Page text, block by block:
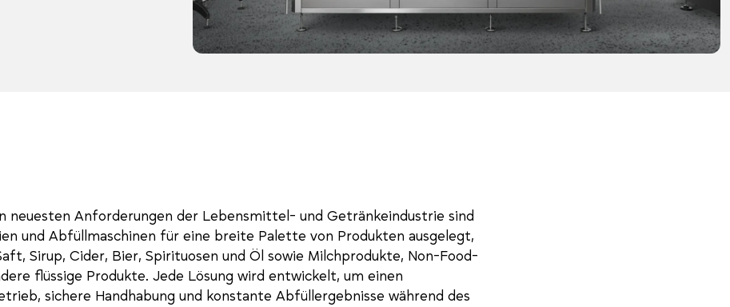
neuesten Anforderungen der Lebensmittel- und Getränkeindustrie sind
und Abfüllmaschinen für eine breite Palette von Produkten ausgelegt,
Sirup, Cider, Bier, Spirituosen und Öl sowie Milchprodukte, Non-Food-
flüssige Produkte. Jede Lösung wird entwickelt, um einen
sichere Handhabung und konstante Abfüllergebnisse während des